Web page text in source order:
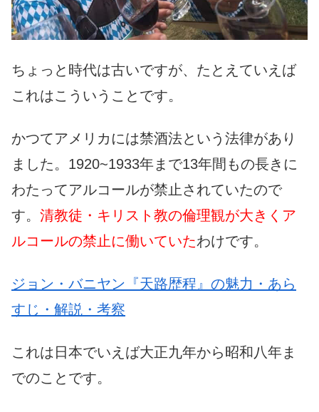
ちょっと時代は古いですが、たとえていえば
これはこういうことです。
かつてアメリカには禁酒法という法律があり
ました。1920~1933年まで13年間もの長きに
わたってアルコールが禁止されていたので
す。 清教徒・キリスト教の倫理観が大きくア
ルコールの禁止に働いていたわけです。
ジョン・バニヤン『天路歴程』の魅力・あら
すじ・解説・考察
これは日本でいえば大正九年から昭和八年ま
でのことです。